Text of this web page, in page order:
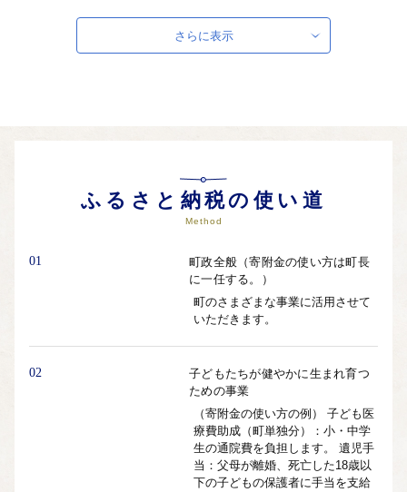
自動車関連産業、大手家具メーカーなどの企業が本社や工場を
置いています。JR、名鉄があり、中部国際空港や名古屋方面へ
外部サイトへ遷移します。
さらに表示
ふるさと納税の使い道
Method
01
町政全般（寄附金の使い方は町長
に一任する。）
町のさまざまな事業に活用させて
いただきます。
02
子どもたちが健やかに生まれ育つ
ための事業
（寄附金の使い方の例） 子ども医
療費助成（町単独分）：小・中学
生の通院費を負担します。 遺児手
当：父母が離婚、死亡した18歳以
下の子どもの保護者に手当を支給